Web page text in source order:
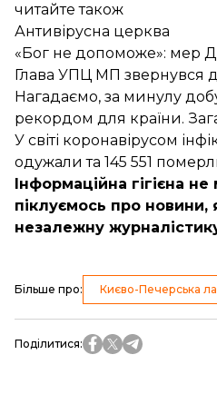
читайте також
Антивірусна церква
«Бог не допоможе»: мер
Глава УПЦ МП звернувся
Нагадаємо, за минулу добу
рекордом для країни.
У світі коронавірусом
одужали та 145 551
Інформаційна гігієна
піклуємось про новини,
незалежну
Більше про: Києво-Печерська
Поділитися: